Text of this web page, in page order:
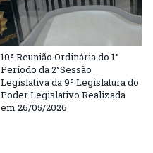
10ª Reunião Ordinária do 1°
Período da 2°Sessão
Legislativa da 9ª Legislatura do
Poder Legislativo Realizada
em 26/05/2026